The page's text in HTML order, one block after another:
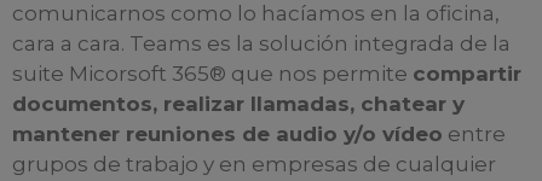
comunicarnos como lo hacíamos en la oficina,
cara a cara. Teams es la solución integrada de la
suite Micorsoft 365® que nos permite compartir
documentos, realizar llamadas, chatear y
mantener reuniones de audio y/o vídeo entre
grupos de trabajo y en empresas de cualquier